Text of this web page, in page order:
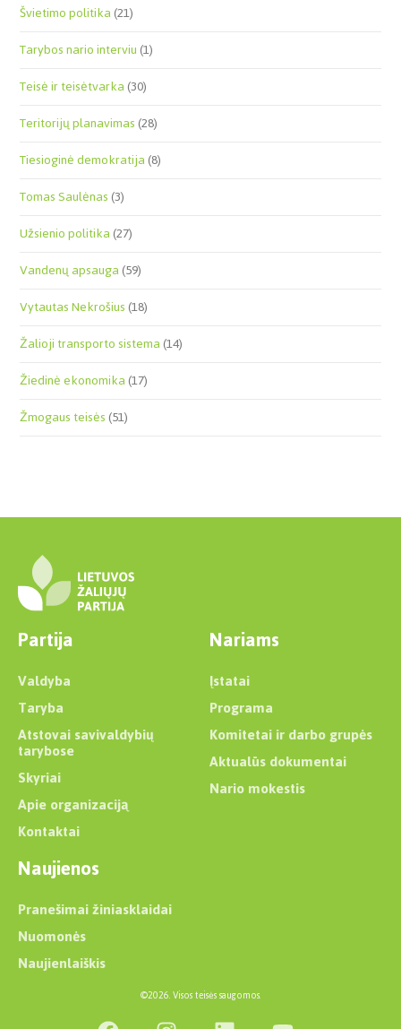
Švietimo politika(21)
Tarybos nario interviu(1)
Teisė ir teisėtvarka(30)
Teritorijų planavimas(28)
Tiesioginė demokratija(8)
Tomas Saulėnas(3)
Užsienio politika(27)
Vandenų apsauga(59)
Vytautas Nekrošius(18)
Žalioji transporto sistema(14)
Žiedinė ekonomika(17)
Žmogaus teisės(51)
Partija
Valdyba
Taryba
Atstovai savivaldybių
tarybose
Skyriai
Apie organizaciją
Kontaktai
Nariams
Įstatai
Programa
Komitetai ir darbo grupės
Aktualūs dokumentai
Nario mokestis
Naujienos
Pranešimai žiniasklaidai
Nuomonės
Naujienlaiškis
©2026. Visos teisės saugomos.